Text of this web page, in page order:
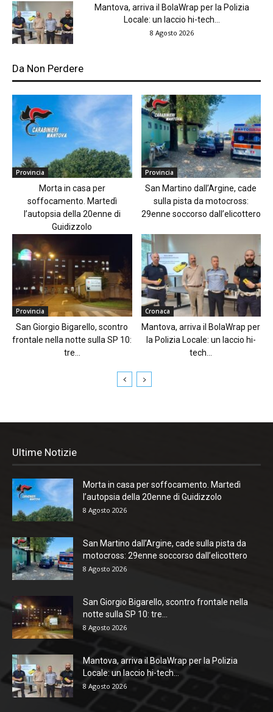
Mantova, arriva il BolaWrap per la Polizia
Locale: un laccio hi-tech...
8 Agosto 2026
Da Non Perdere
Provincia
Morta in casa per
soffocamento. Martedì
l’autopsia della 20enne di
Guidizzolo
Provincia
San Martino dall’Argine, cade
sulla pista da motocross:
29enne soccorso dall’elicottero
Provincia
San Giorgio Bigarello, scontro
frontale nella notte sulla SP 10:
tre...
Cronaca
Mantova, arriva il BolaWrap per
la Polizia Locale: un laccio hi-
tech...
Ultime Notizie
Morta in casa per soffocamento. Martedì
l’autopsia della 20enne di Guidizzolo
8 Agosto 2026
San Martino dall’Argine, cade sulla pista da
motocross: 29enne soccorso dall’elicottero
8 Agosto 2026
San Giorgio Bigarello, scontro frontale nella
notte sulla SP 10: tre...
8 Agosto 2026
Mantova, arriva il BolaWrap per la Polizia
Locale: un laccio hi-tech...
8 Agosto 2026